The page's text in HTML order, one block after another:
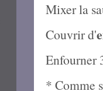
Mixer la
Couvrir d'
Enfourner
* Comme